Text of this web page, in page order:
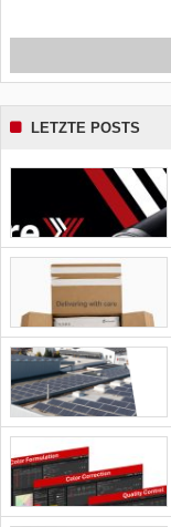
LETZTE POSTS